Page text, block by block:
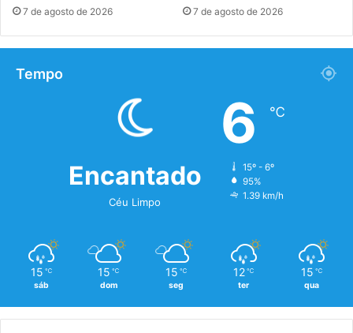
7 de agosto de 2026 7 de agosto de 2026
Tempo
Encantado
Céu Limpo
6 ℃
15º - 6º
95%
1.39 km/h
15 ℃
sáb
15 ℃
dom
15 ℃
seg
12 ℃
ter
15 ℃
qua